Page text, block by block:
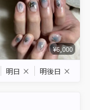
¥6,000
明日 × 明後日 ×